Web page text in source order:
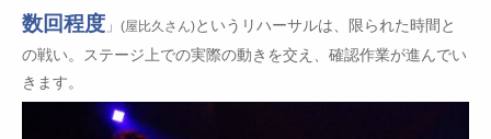
数回程度 」 (屋比久さん)というリハーサルは、限られた時間と
の戦い。ステージ上での実際の動きを交え、確認作業が進んでい
きます。